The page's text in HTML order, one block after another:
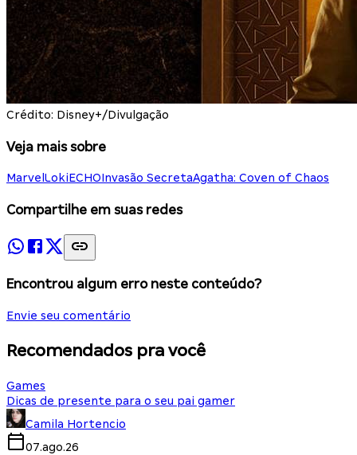
Crédito: Disney+/Divulgação
Veja mais sobre
Marvel LokiECHOInvasão SecretaAgatha: Coven of Chaos
Compartilhe em suas redes
Encontrou algum erro neste conteúdo?
Envie seu comentário
Recomendados pra você
Games
Dicas de presente para o seu pai gamer
Camila Hortencio
07.ago.26